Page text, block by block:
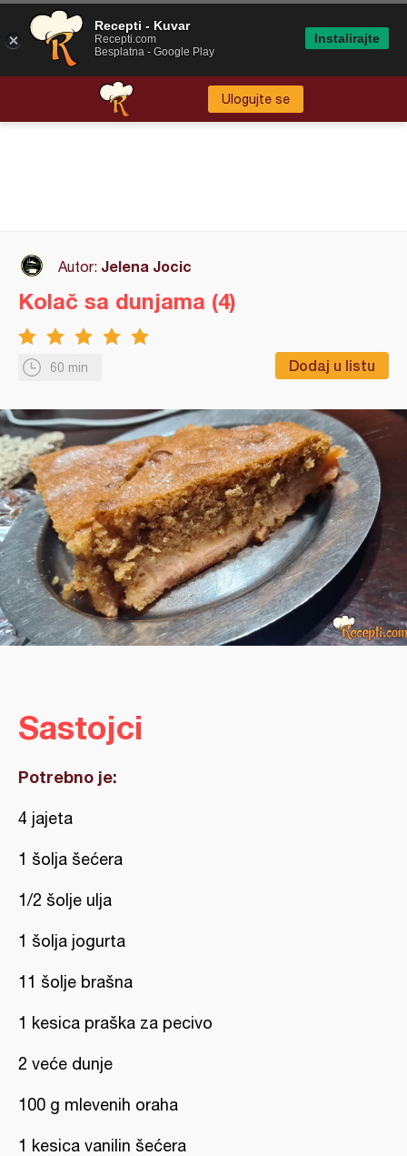
Ulogujte se
Autor: Jelena Jocic
60 min Dodaj u listu
Kolač sa dunjama (4)
Sastojci
Potrebno je:
4 jajeta
1 šolja šećera
1/2 šolje ulja
1 šolja jogurta
11 šolje brašna
1 kesica praška za pecivo
2 veće dunje
100 g mlevenih oraha
1 kesica vanilin šećera
Recepti - Kuvar
Recepti.com
Besplatna - Google Play
Instalirajte